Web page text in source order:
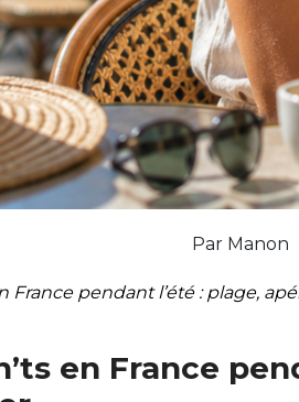
Par Manon
France pendant l’été : plage,
en France